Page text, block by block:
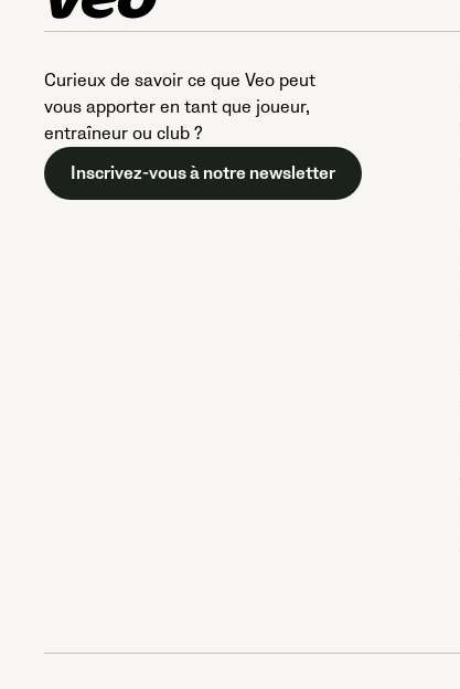
Curieux de savoir ce que Veo peut
vous apporter en tant que joueur,
entraîneur ou club ?
Inscrivez-vous à notre newsletter